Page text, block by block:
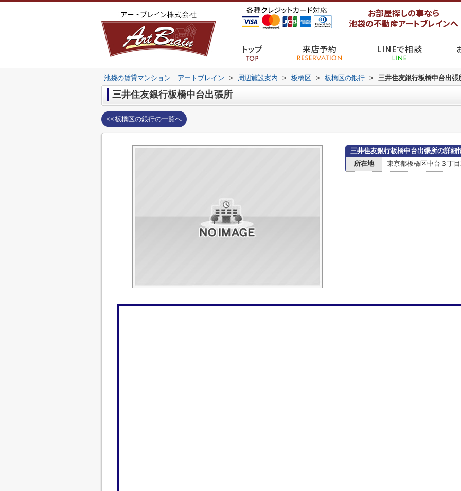
お部屋探しの事なら
池袋の不動産アートブレインへ
トップ 来店予約 LINEで相談
池袋の賃貸マンション｜アートブレイン > 周辺施設案内 > 板橋区 > 板橋区の銀行 > 三井住友銀行板橋中台出張
三井住友銀行板橋中台出張所
<<板橋区の銀行の一覧へ
三井住友銀行板橋中台出張所の詳細
所在地
東京都板橋区中台３丁